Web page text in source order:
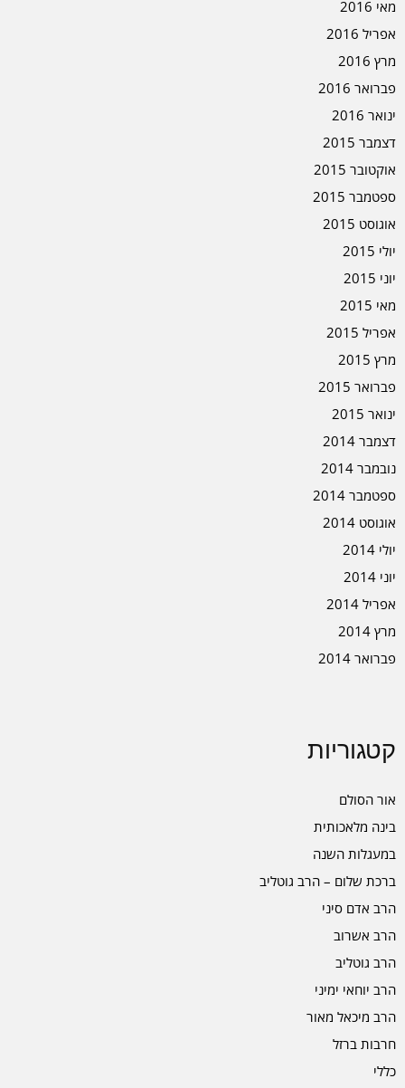
מאי 2016
אפריל 2016
מרץ 2016
פברואר 2016
ינואר 2016
דצמבר 2015
אוקטובר 2015
ספטמבר 2015
אוגוסט 2015
יולי 2015
יוני 2015
מאי 2015
אפריל 2015
מרץ 2015
פברואר 2015
ינואר 2015
דצמבר 2014
נובמבר 2014
ספטמבר 2014
אוגוסט 2014
יולי 2014
יוני 2014
אפריל 2014
מרץ 2014
פברואר 2014
קטגוריות
אור הסולם
בינה מלאכותית
במעגלות השנה
ברכת שלום – הרב גוטליב
הרב אדם סיני
הרב אשרוב
הרב גוטליב
הרב יוחאי ימיני
הרב מיכאל מאור
חרבות ברזל
כללי